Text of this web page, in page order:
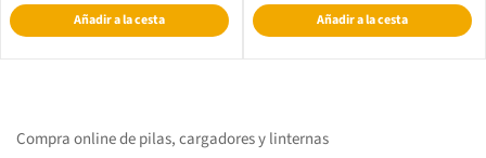
Añadir a la cesta Añadir a la cesta
Compra online de pilas, cargadores y linternas